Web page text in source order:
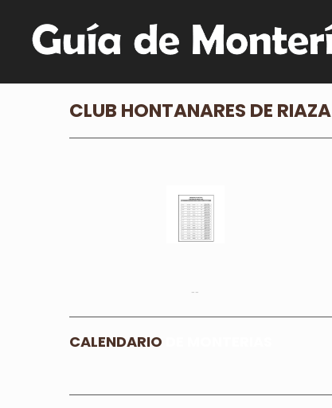
CLUB HONTANARES DE RIAZA
--
CALENDARIO